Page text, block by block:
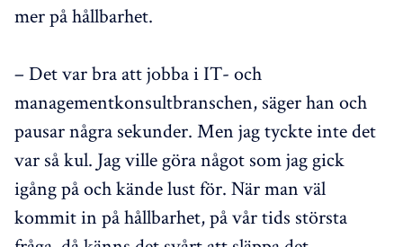
mer på hållbarhet.
– Det var bra att jobba i IT- och
managementkonsultbranschen, säger han och
pausar några sekunder. Men jag tyckte inte det
var så kul. Jag ville göra något som jag gick
igång på och kände lust för. När man väl
kommit in på hållbarhet, på vår tids största